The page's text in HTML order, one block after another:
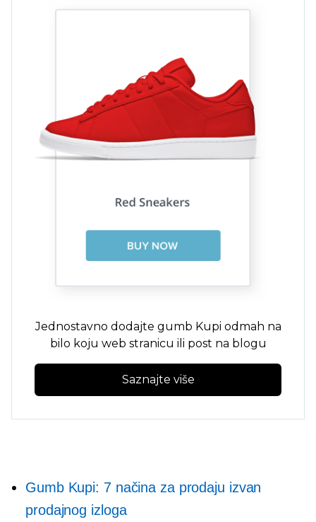
Jednostavno dodajte gumb Kupi odmah na
bilo koju web stranicu ili post na blogu
Saznajte više
Gumb Kupi: 7 načina za prodaju izvan
prodajnog izloga